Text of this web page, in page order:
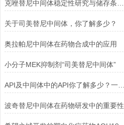
关于司美替尼中间体，你了解多少？
奥拉帕尼中间体在药物合成中的应用
小分子MEK抑制剂“司美替尼中间体”
API及中间体中的API你了解多少？一起来看看吧！
波奇替尼中间体在药物研发中的重要性